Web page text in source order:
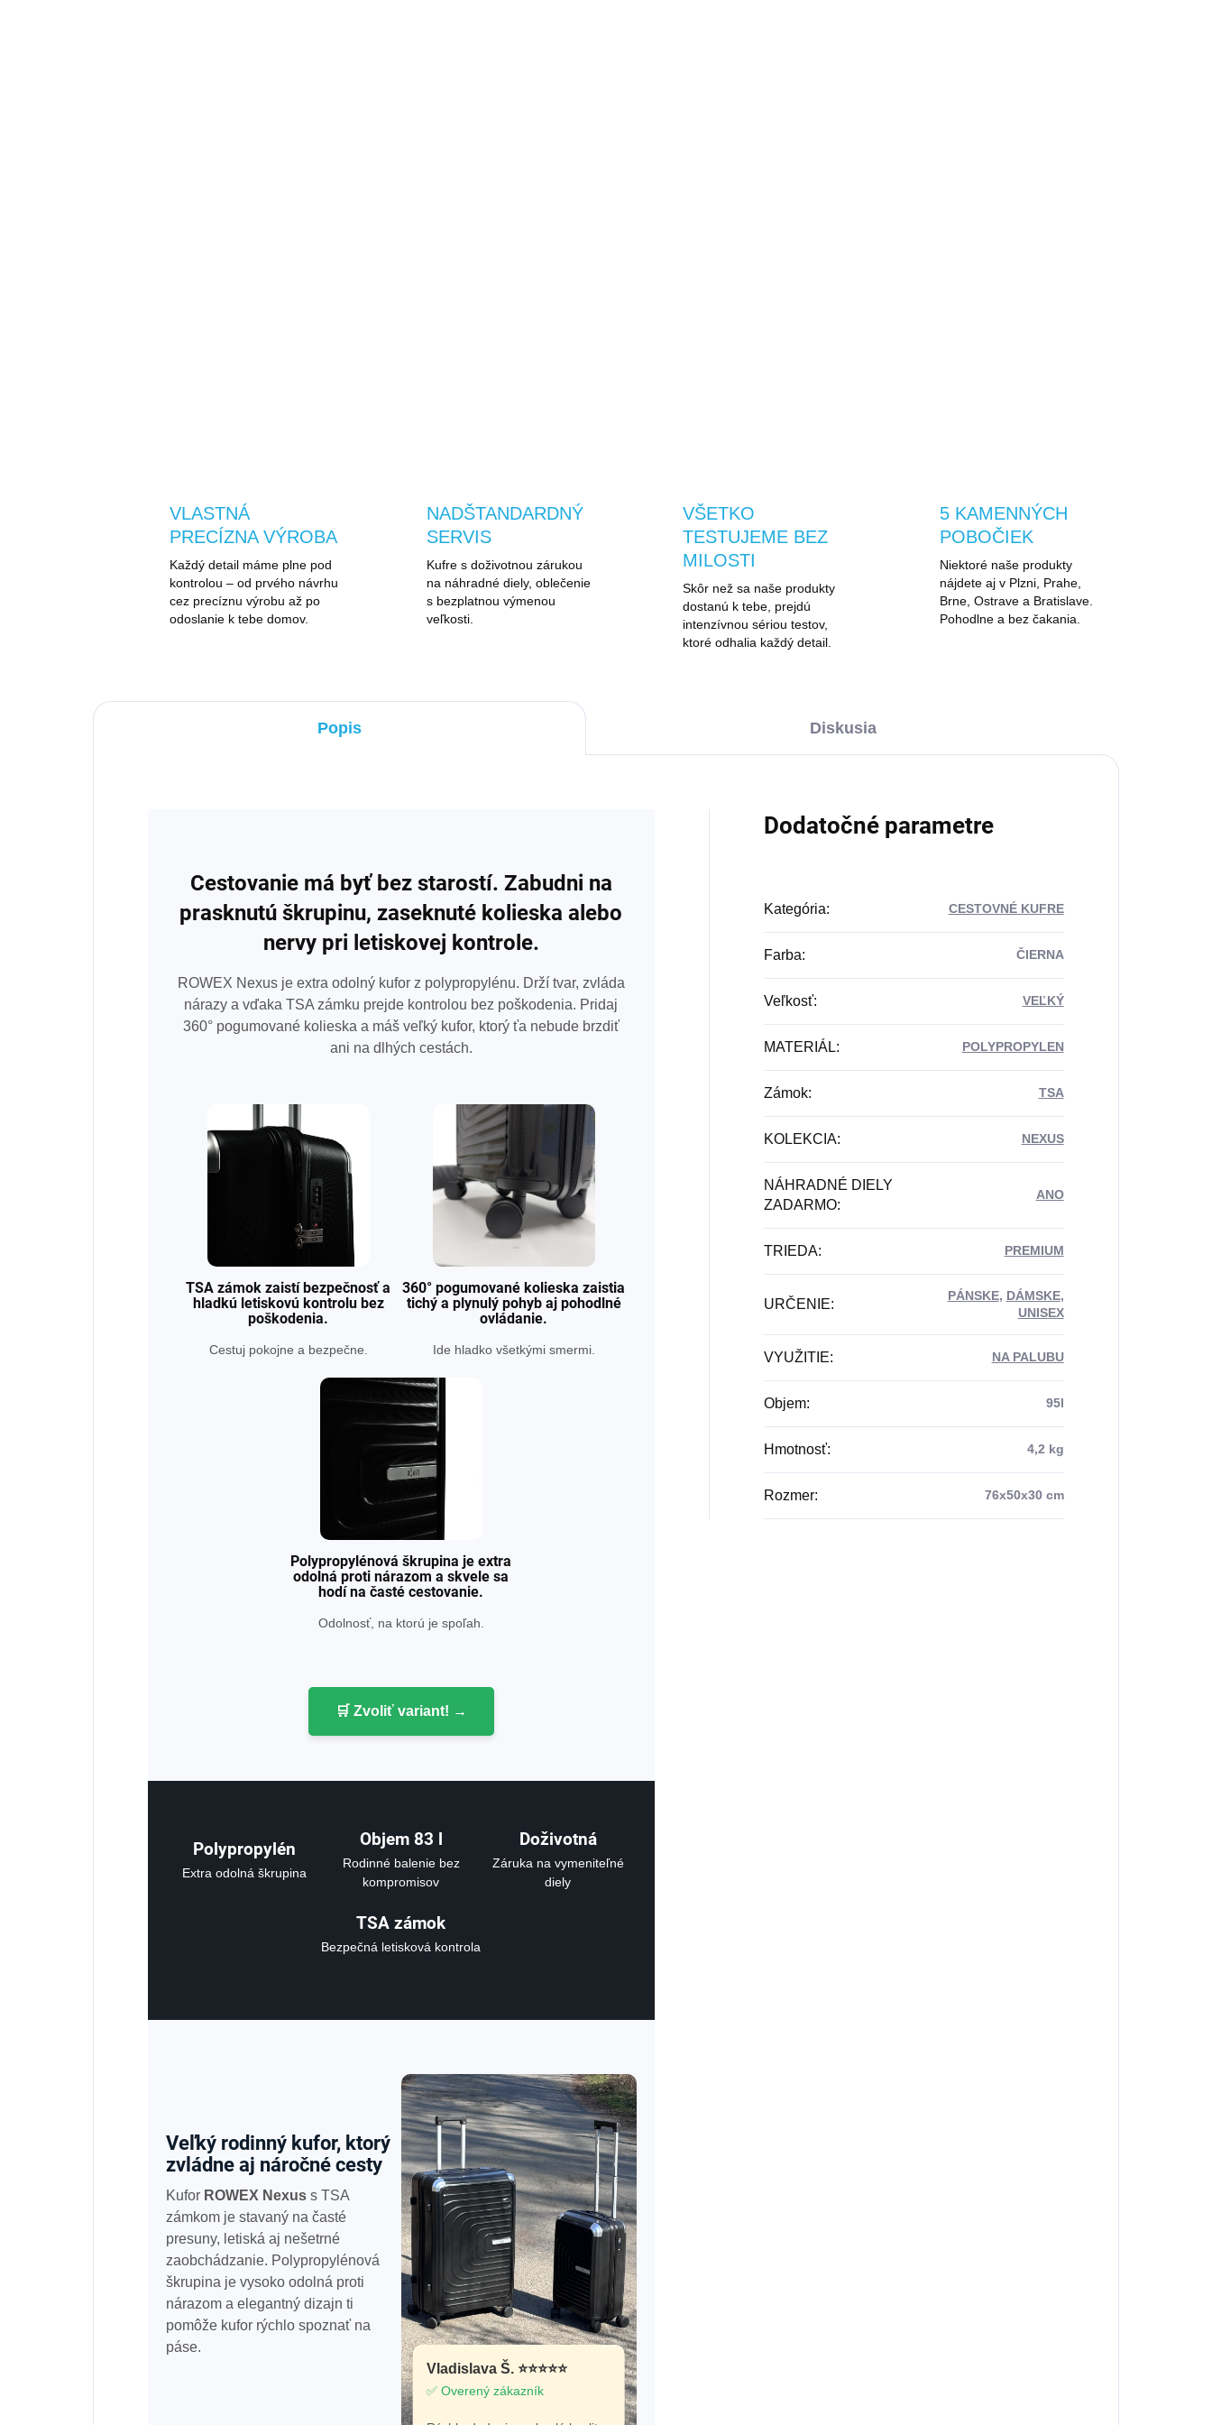
VLASTNÁ
PRECÍZNA VÝROBA
Každý detail máme plne pod
kontrolou – od prvého návrhu
cez precíznu výrobu až po
odoslanie k tebe domov.
NADŠTANDARDNÝ
SERVIS
Kufre s doživotnou zárukou
na náhradné diely, oblečenie
s bezplatnou výmenou
veľkosti.
VŠETKO
TESTUJEME BEZ
MILOSTI
Skôr než sa naše produkty
dostanú k tebe, prejdú
intenzívnou sériou testov,
ktoré odhalia každý detail.
5 KAMENNÝCH
POBOČIEK
Niektoré naše produkty
nájdete aj v Plzni, Prahe,
Brne, Ostrave a Bratislave.
Pohodlne a bez čakania.
Popis Diskusia
Cestovanie má byť bez starostí. Zabudni na
prasknutú škrupinu, zaseknuté kolieska alebo
nervy pri letiskovej kontrole.
ROWEX Nexus je extra odolný kufor z polypropylénu. Drží tvar, zvláda
nárazy a vďaka TSA zámku prejde kontrolou bez poškodenia. Pridaj
360° pogumované kolieska a máš veľký kufor, ktorý ťa nebude brzdiť
ani na dlhých cestách.
TSA zámok zaistí bezpečnosť a
hladkú letiskovú kontrolu bez
poškodenia.
Cestuj pokojne a bezpečne.
360° pogumované kolieska zaistia
tichý a plynulý pohyb aj pohodlné
ovládanie.
Ide hladko všetkými smermi.
Polypropylénová škrupina je extra
odolná proti nárazom a skvele sa
hodí na časté cestovanie.
Odolnosť, na ktorú je spoľah.
🛒 Zvoliť variant! →
Polypropylén
Extra odolná škrupina
Objem 83
Rodinné balenie bez
kompromisov
Doživotná
Záruka na vymeniteľné
diely
TSA zámok
Bezpečná letisková kontrola
Veľký rodinný kufor, ktorý
zvládne aj náročné cesty
Kufor ROWEX Nexus s TSA
zámkom je stavaný na časté
presuny, letiská aj nešetrné
zaobchádzanie. Polypropylénová
škrupina je vysoko odolná proti
nárazom a elegantný dizajn ti
pomôže kufor rýchlo spoznať na
páse.
Vladislava Š. ⭐⭐⭐⭐⭐
✅ Overený zákazník
Dodatočné parametre
Kategória: CESTOVNÉ KUFRE
Farba: ČIERNA
Veľkosť: VEĽKÝ
MATERIÁL: POLYPROPYLEN
Zámok: TSA
KOLEKCIA: NEXUS
NÁHRADNÉ DIELY
ZADARMO:
ANO
TRIEDA: PREMIUM
URČENIE:
PÁNSKE, DÁMSKE,
UNISEX
VYUŽITIE: NA PALUBU
Objem: 95l
Hmotnosť: 4,2 kg
Rozmer: 76x50x30 cm